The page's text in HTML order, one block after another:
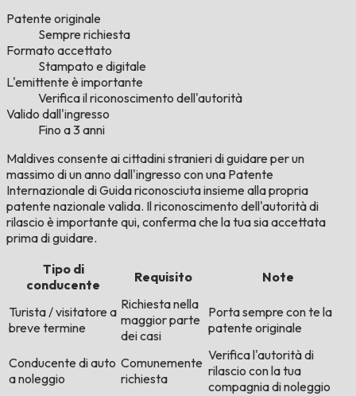
Patente originale
Sempre richiesta
Formato accettato
Stampato e digitale
L'emittente è importante
Verifica il riconoscimento dell'autorità
Valido dall'ingresso
Fino a 3 anni
Maldives consente ai cittadini stranieri di guidare per un
massimo di un anno dall'ingresso con una Patente
Internazionale di Guida riconosciuta insieme alla propria
patente nazionale valida. Il riconoscimento dell'autorità di
rilascio è importante qui, conferma che la tua sia accettata
prima di guidare.
Tipo di
conducente
Requisito Note
Turista / visitatore a
breve termine
Richiesta nella
maggior parte
dei casi
Porta sempre con te la
patente originale
Conducente di auto
a noleggio
Comunemente
richiesta
Verifica l'autorità di
rilascio con la tua
compagnia di noleggio